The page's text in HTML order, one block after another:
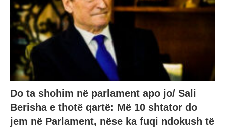
Do ta shohim në parlament apo jo/ Sali
Berisha e thotë qartë: Më 10 shtator do
jem në Parlament, nëse ka fuqi ndokush të